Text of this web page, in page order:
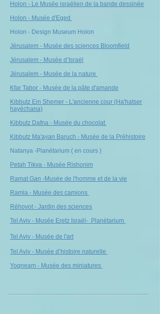
Holon - Le Musée israélien de la bande dessinée
Holon - Musée d'Eged
Holon - Design Museum Holon
Jérusalem - Musée des sciences Bloomfield
Jérusalem - Musée d’Israël
Jérusalem - Musée de la nature
Kfar Tabor - Musée de la pâte d'amande
Kibbutz Ein Shemer - L'ancienne cour (Ha'hatser
hayéchana)
Kibbutz Dafna - Musée du chocolat
Kibbutz Ma'ayan Baruch - Musée de la Préhistoire
Natanya -Planétarium ( en cours )
Petah Tikva - Musée Rishonim
Ramat Gan -Musée de l'homme et de la vie
Ramla - Musée des camions
Réhovot - Jardin des sciences
Tel Aviv - Musée Eretz Israël- Planétarium
Tel Aviv - Musée de l'art
Tel Aviv - Musée d’histoire naturelle
Yoqneam - Musée des miniatures